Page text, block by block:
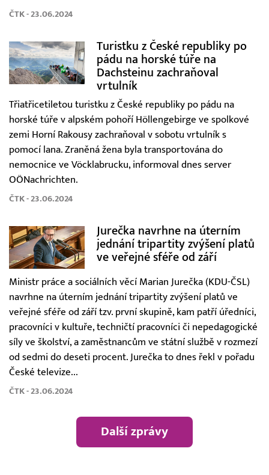
ČTK - 23.06.2024
Turistku z České republiky po
pádu na horské túře na
Dachsteinu zachraňoval
vrtulník
Třiatřicetiletou turistku z České republiky po pádu na
horské túře v alpském pohoří Höllengebirge ve spolkové
zemi Horní Rakousy zachraňoval v sobotu vrtulník s
pomocí lana. Zraněná žena byla transportována do
nemocnice ve Vöcklabrucku, informoval dnes server
OÖNachrichten.
ČTK - 23.06.2024
Jurečka navrhne na úterním
jednání tripartity zvýšení platů
ve veřejné sféře od září
Ministr práce a sociálních věcí Marian Jurečka (KDU-ČSL)
navrhne na úterním jednání tripartity zvýšení platů ve
veřejné sféře od září tzv. první skupině, kam patří úředníci,
pracovníci v kultuře, techničtí pracovníci či nepedagogické
síly ve školství, a zaměstnancům ve státní službě v rozmezí
od sedmi do deseti procent. Jurečka to dnes řekl v pořadu
České televize...
ČTK - 23.06.2024
Další zprávy